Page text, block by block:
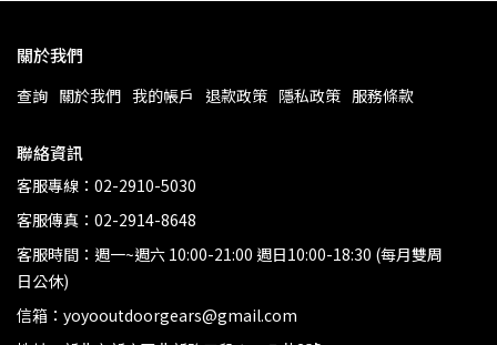
關於我們
查詢 關於我們 我的帳戶 退款政策 隱私政策 服務條款
聯絡資訊
客服專線：02-2910-5030
客服傳真：02-2914-8648
客服時間：週一~週六 10:00-21:00 週日10:00-18:30 (每月雙周
日公休)
信箱：yoyooutdoorgears@gmail.com